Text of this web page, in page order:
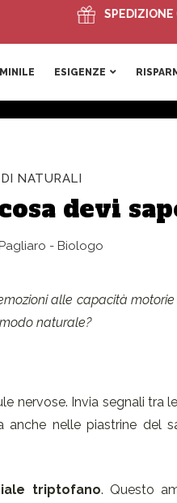
SPEDIZIONE
ESIGENZE
NATURALI
devi
- Biologo
alle capacità motorie
naturale?
nervose. Invia segnali tra
anche nelle piastrine del
triptofano. Questo